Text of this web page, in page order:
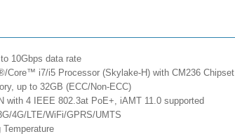
10Gbps data rate
Core™ i7/i5 Processor (Skylake-H) with CM236 Chipset
up to 32GB (ECC/Non-ECC)
with 4 IEEE 802.3at PoE+, iAMT 11.0 supported
4G/LTE/WiFi/GPRS/UMTS
Temperature